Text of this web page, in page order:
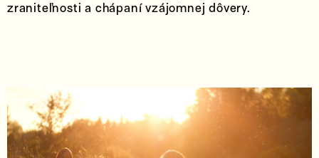
zraniteľnosti a chápaní vzájomnej dôvery.